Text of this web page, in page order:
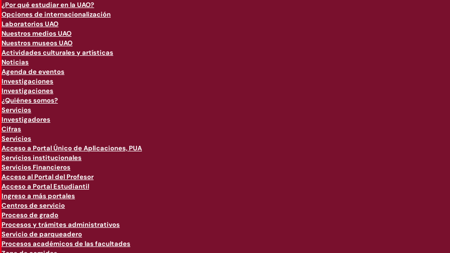
¿Por qué estudiar en la UAO?
Opciones de internacionalización
Laboratorios UAO
Nuestros medios UAO
Nuestros museos UAO
Actividades culturales y artísticas
Noticias
Agenda de eventos
Investigaciones
Investigaciones
¿Quiénes somos?
Servicios
Investigadores
Cifras
Servicios
Acceso a Portal Único de Aplicaciones, PUA
Servicios institucionales
Servicios Financieros
Acceso al Portal del Profesor
Acceso a Portal Estudiantil
Ingreso a más portales
Centros de servicio
Proceso de grado
Procesos y trámites administrativos
Servicio de parqueadero
Procesos académicos de las facultades